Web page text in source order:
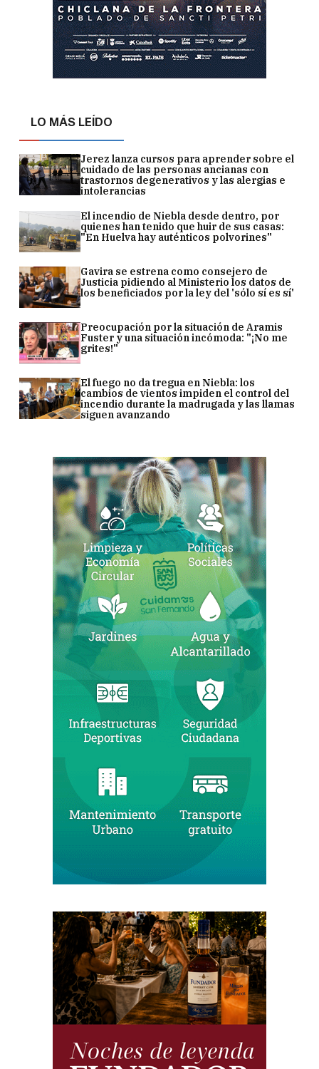
LO MÁS LEÍDO
Jerez lanza cursos para aprender sobre el
cuidado de las personas ancianas con
trastornos degenerativos y las alergias e
intolerancias
El incendio de Niebla desde dentro, por
quienes han tenido que huir de sus casas:
"En Huelva hay auténticos polvorines"
Gavira se estrena como consejero de
Justicia pidiendo al Ministerio los datos de
los beneficiados por la ley del 'sólo sí es sí'
Preocupación por la situación de Aramis
Fuster y una situación incómoda: "¡No me
grites!"
El fuego no da tregua en Niebla: los
cambios de vientos impiden el control del
incendio durante la madrugada y las llamas
siguen avanzando